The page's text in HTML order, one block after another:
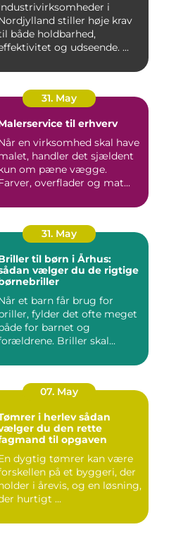
i
stiller høje krav
både holdbarhed,
og udseende. ...
31. May
til erhverv
en virksomhed skal have
handler det sjældent
om pæne vægge.
overflader og mat...
31. May
til børn i Århus:
vælger du de rigtige
et barn får brug for
fylder det ofte meget
for barnet og
Briller skal...
07. May
i herlev sådan
du den rette
til opgaven
dygtig tømrer kan være
på et byggeri, der
i årevis, og en løsning,
hurtigt ...